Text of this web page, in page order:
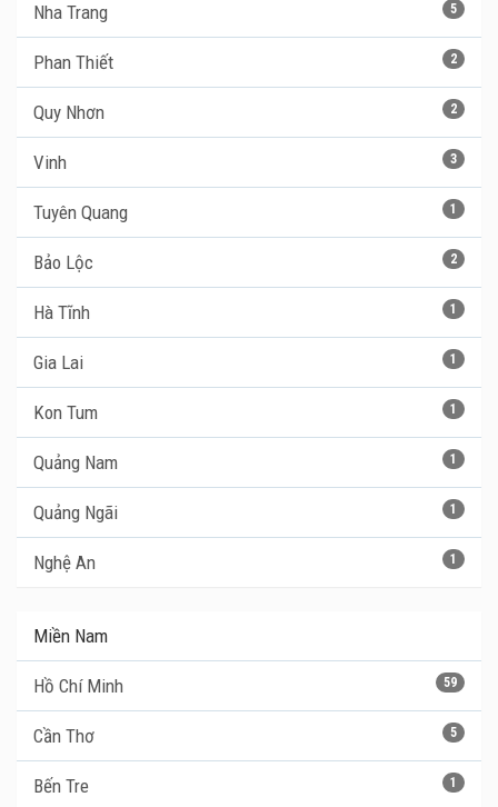
5
Nha Trang
2
Phan Thiết
2
Quy Nhơn
3
Vinh
1
Tuyên Quang
2
Bảo Lộc
1
Hà Tĩnh
1
Gia Lai
1
Kon Tum
1
Quảng Nam
1
Quảng Ngãi
1
Nghệ An
Miền Nam
59
Hồ Chí Minh
5
Cần Thơ
1
Bến Tre